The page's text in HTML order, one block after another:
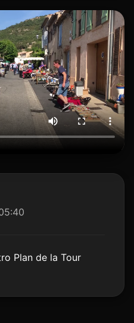
Plan de la Tour